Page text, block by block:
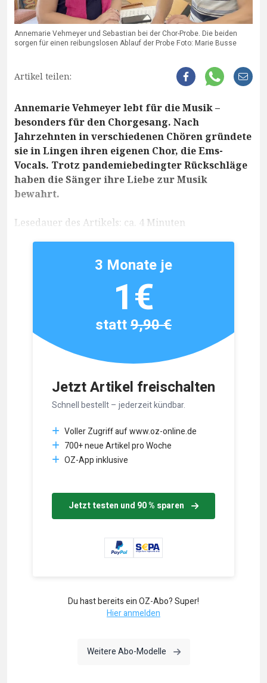
Annemarie Vehmeyer und Sebastian bei der Chor-Probe. Die beiden
sorgen für einen reibungslosen Ablauf der Probe Foto: Marie Busse
Artikel teilen:
Annemarie Vehmeyer lebt für die Musik –
besonders für den Chorgesang. Nach
Jahrzehnten in verschiedenen Chören gründete
sie in Lingen ihren eigenen Chor, die Ems-
Vocals. Trotz pandemiebedingter Rückschläge
haben die Sänger ihre Liebe zur Musik
bewahrt.
Lesedauer des Artikels: ca. 4 Minuten
Jetzt Artikel freischalten
Schnell bestellt – jederzeit kündbar.
Voller Zugriff auf www.oz-online.de
700+ neue Artikel pro Woche
OZ-App inklusive
Jetzt testen und 90 % sparen
3 Monate je
1€
statt9,90 €
Du hast bereits ein OZ-Abo? Super!
Hier anmelden
Weitere Abo-Modelle